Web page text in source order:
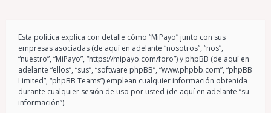
Esta política explica con detalle cómo “MiPayo” junto con sus
empresas asociadas (de aquí en adelante “nosotros”, “nos”,
“nuestro”, “MiPayo”, “https://mipayo.com/foro”) y phpBB (de aquí en
adelante “ellos”, “sus”, “software phpBB”, “www.phpbb.com”, “phpBB
Limited”, “phpBB Teams”) emplean cualquier información obtenida
durante cualquier sesión de uso por usted (de aquí en adelante “su
información”).